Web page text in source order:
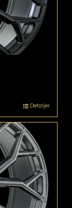
Detaljer